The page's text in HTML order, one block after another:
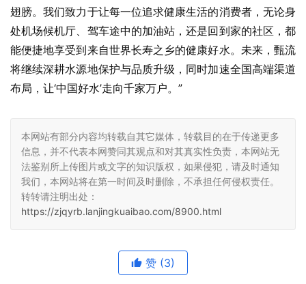
翅膀。我们致力于让每一位追求健康生活的消费者，无论身
处机场候机厅、驾车途中的加油站，还是回到家的社区，都
能便捷地享受到来自世界长寿之乡的健康好水。未来，甄流
将继续深耕水源地保护与品质升级，同时加速全国高端渠道
布局，让‘中国好水’走向千家万户。”
本网站有部分内容均转载自其它媒体，转载目的在于传递更多
信息，并不代表本网赞同其观点和对其真实性负责，本网站无
法鉴别所上传图片或文字的知识版权，如果侵犯，请及时通知
我们，本网站将在第一时间及时删除，不承担任何侵权责任。
转转请注明出处：
https://zjqyrb.lanjingkuaibao.com/8900.html
赞 (3)